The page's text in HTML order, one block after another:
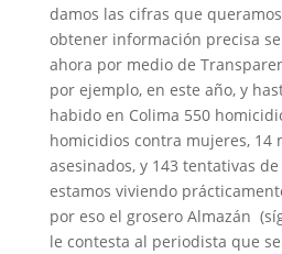
damos las cifras que
obtener información precisa
ahora por medio de
por ejemplo, en este año, y
habido en Colima 550
homicidios contra mujeres, 14
asesinados, y 143 tentativas
estamos viviendo
por eso el grosero Almazán
le contesta al periodista que